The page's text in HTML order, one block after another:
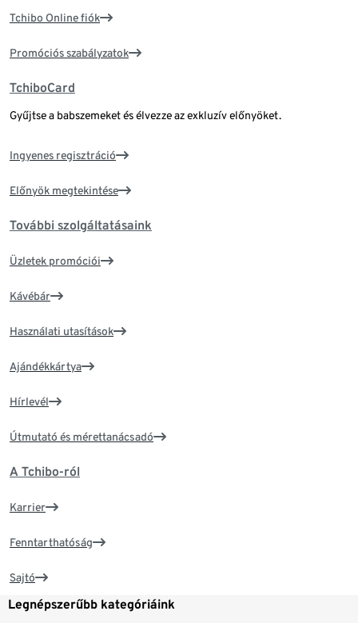
Tchibo Online fiók
Promóciós szabályzatok
TchiboCard
Gyűjtse a babszemeket és élvezze az exkluzív előnyöket.
Ingyenes regisztráció
Előnyök megtekintése
További szolgáltatásaink
Üzletek promóciói
Kávébár
Használati utasítások
Ajándékkártya
Hírlevél
Útmutató és mérettanácsadó
A Tchibo-ról
Karrier
Fenntarthatóság
Sajtó
Legnépszerűbb kategóriáink